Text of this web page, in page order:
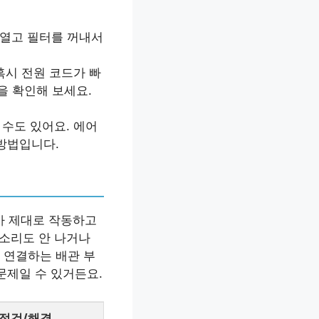
고 필터를 꺼내서
시 전원 코드가 빠
확인해 보세요.
도 있어요. 에어
법입니다.
제대로 작동하고
리도 안 나거나
결하는 배관 부
제일 수 있거든요.